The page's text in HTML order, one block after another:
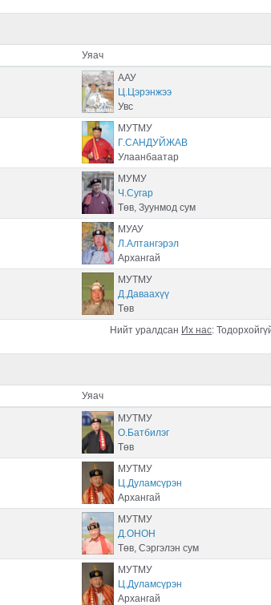
Уяач
ААУ
Ц.Цэрэнжээ
Увс
МУТМУ
Г.САНДУЙЖАВ
Улаанбаатар
МУМУ
Ч.Сугар
Төв, Зуунмод сум
МУАУ
Л.Алтангэрэл
Архангай
МУТМУ
Д.Даваахүү
Төв
Нийт уралдсан Их нас:
Уяач
МУТМУ
О.Батбилэг
Төв
МУТМУ
Ц.Дуламсүрэн
Архангай
МУТМУ
Д.ОНОН
Төв, Сэргэлэн сум
МУТМУ
Ц.Дуламсүрэн
Архангай